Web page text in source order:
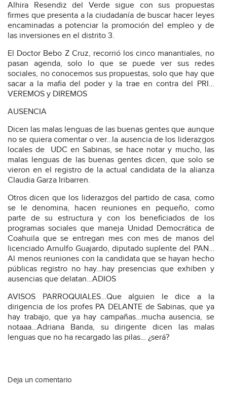
Alhira Resendiz del Verde sigue con sus propuestas
firmes que presenta a la ciudadanía de buscar hacer leyes
encaminadas a potenciar la promoción del empleo y de
las inversiones en el distrito 3.
El Doctor Bebo Z Cruz, recorrió los cinco manantiales, no
pasan agenda, solo lo que se puede ver sus redes
sociales, no conocemos sus propuestas, solo que hay que
sacar a la mafia del poder y la trae en contra del PRI…
VEREMOS y DIREMOS
AUSENCIA
Dicen las malas lenguas de las buenas gentes que aunque
no se quiera comentar o ver…la ausencia de los liderazgos
locales de
UDC en Sabinas, se hace notar y mucho, las
malas lenguas de las buenas gentes dicen, que solo se
vieron en el registro de la actual candidata de la alianza
Claudia Garza Iribarren.
Otros dicen que los liderazgos del partido de casa, como
se le denomina, hacen reuniones en pequeño, como
parte de su estructura y con los beneficiados de los
programas sociales que maneja Unidad Democrática de
Coahuila que se entregan mes con mes de manos del
licenciado Arnulfo Guajardo, diputado suplente del PAN…
Al menos reuniones con la candidata que se hayan hecho
públicas registro no hay…hay presencias que exhiben y
ausencias que delatan…ADIOS
AVISOS PARROQUIALES…Que alguien le dice a la
dirigencia de los profes PA DELANTE de Sabinas, que ya
hay trabajo, que ya hay campañas…mucha ausencia, se
notaaa…Adriana Banda, su dirigente dicen las malas
lenguas que no ha recargado las pilas… ¿será?
Deja un comentario